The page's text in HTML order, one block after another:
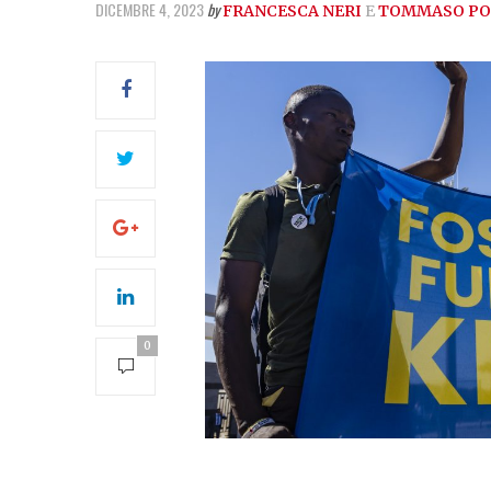
DICEMBRE 4, 2023byFRANCESCA NERI ETOMMASO
0